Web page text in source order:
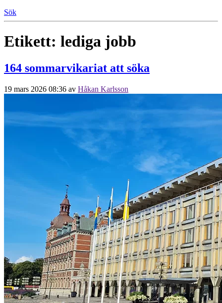
Sök
Etikett: lediga jobb
164 sommarvikariat att söka
19 mars 2026 08:36 av Håkan Karlsson